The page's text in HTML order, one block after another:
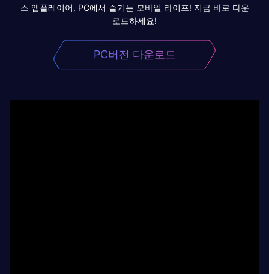
스 앱플레이어, PC에서 즐기는 모바일 라이프! 지금 바로 다운
로드하세요!
PC버전 다운로드